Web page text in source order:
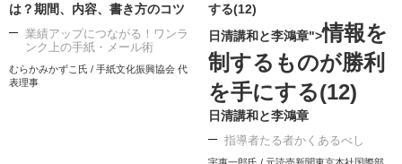
は？期間、内容、書き方のコツ
業績アップにつながる！ワンラ
ンク上の手紙・メール術
むらかみかずこ氏 / 手紙文化振興協会 代
表理事
する(12)
日清講和と李鴻章">情報を
制するものが勝利
を手にする(12)
日清講和と李鴻章
指導者たる者かくあるべし